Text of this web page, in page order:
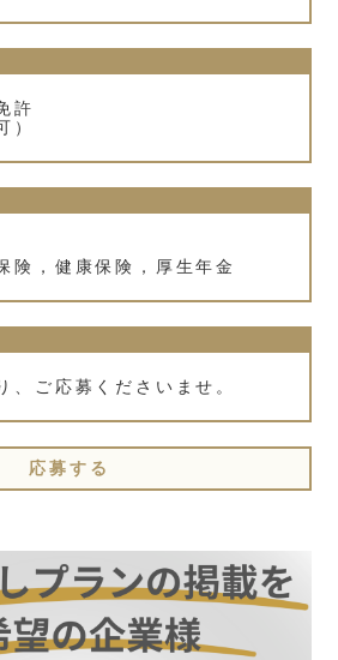
許
）
険，健康保険，厚生年金
、ご応募くださいませ。
応募する